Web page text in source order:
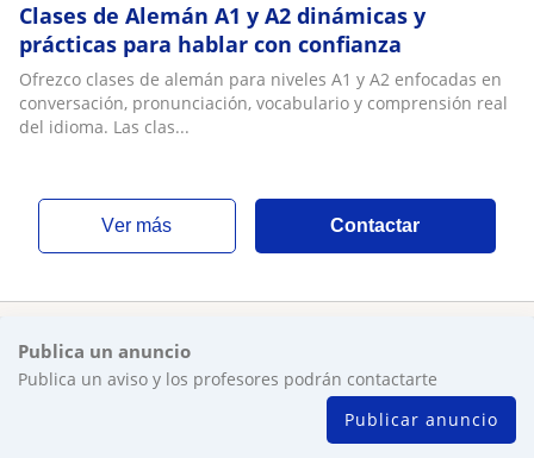
Clases de Alemán A1 y A2 dinámicas y
prácticas para hablar con confianza
Ofrezco clases de alemán para niveles A1 y A2 enfocadas en
conversación, pronunciación, vocabulario y comprensión real
del idioma. Las clas...
ver más Contactar
Publica un anuncio
Publica un aviso y los profesores podrán contactarte
Publicar anuncio